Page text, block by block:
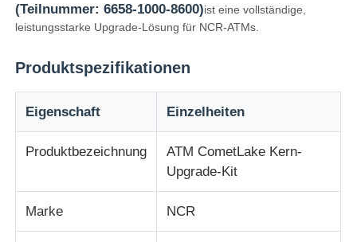
Startseite
Produkte
(Teilnummer: 6658-1000-8600)ist eine vollständige,
leistungsstarke Upgrade-Lösung für NCR-ATMs.
Produktspezifikationen
Eigenschaft Einzelheiten
Produktbezeichnung
ATM CometLake Kern-
Upgrade-Kit
Marke NCR